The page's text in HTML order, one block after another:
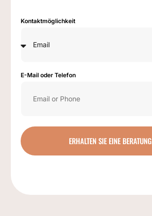
Kontaktmöglichkeit
E-Mail oder Telefon
ERHALTEN SIE EINE BERATUNG